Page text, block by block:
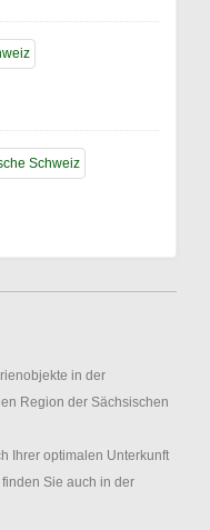
in der
Region der Sächsischen
Ihrer optimalen Unterkunft
Sie auch in der